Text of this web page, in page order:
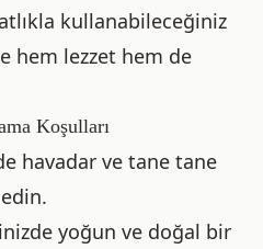
kullanabileceğiniz
hem lezzet hem de
Koşulları
havadar ve tane tane
yoğun ve doğal bir